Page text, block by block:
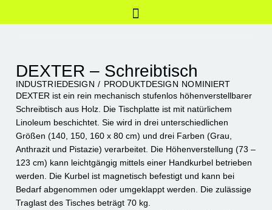
DEXTER – Schreibtisch
INDUSTRIEDESIGN / PRODUKTDESIGN NOMINIERT
DEXTER ist ein rein mechanisch stufenlos höhenverstellbarer
Schreibtisch aus Holz. Die Tischplatte ist mit natürlichem
Linoleum beschichtet. Sie wird in drei unterschiedlichen
Größen (140, 150, 160 x 80 cm) und drei Farben (Grau,
Anthrazit und Pistazie) verarbeitet. Die Höhenverstellung (73 –
123 cm) kann leichtgängig mittels einer Handkurbel betrieben
werden. Die Kurbel ist magnetisch befestigt und kann bei
Bedarf abgenommen oder umgeklappt werden. Die zulässige
Traglast des Tisches beträgt 70 kg.